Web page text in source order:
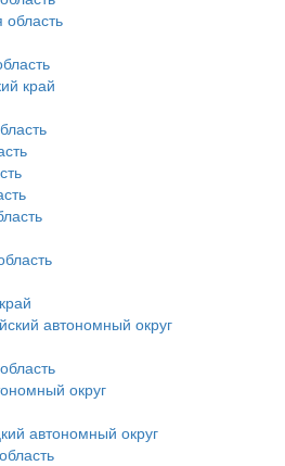
область
край
автономный округ
округ
автономный округ